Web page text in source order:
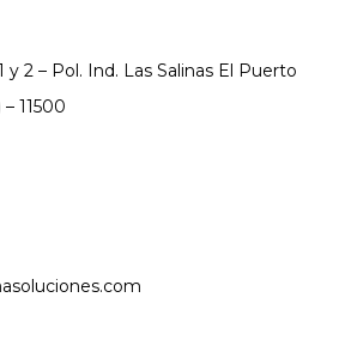
y 2 – Pol. Ind. Las Salinas El Puerto
11500